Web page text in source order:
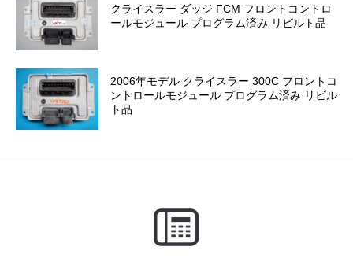
クライスラー ダッジ FCM フロントコントロ
ールモジュール プログラム済み リビルト品
2006年モデル クライスラー 300C フロントコ
ントロールモジュール プログラム済み リビル
ト品